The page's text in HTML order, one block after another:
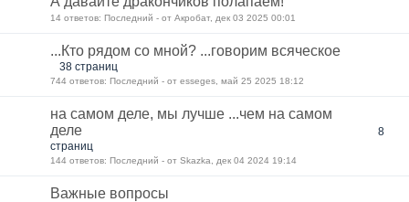
14 ответов: Последний - от Акробат, дек 03 2025 00:01
...Кто рядом со мной? ...говорим всяческое
38 страниц
744 ответов: Последний - от esseges, май 25 2025 18:12
на самом деле, мы лучше ...чем на самом
деле
8
страниц
144 ответов: Последний - от Skazka, дек 04 2024 19:14
Важные вопросы